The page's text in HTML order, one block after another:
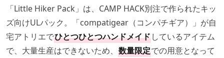
「Little Hiker Pack」は、CAMP HACK別注で作られたキッ
ズ向けULパック。「compatigear（コンパチギア）」が自
宅アトリエでひとつひとつハンドメイドしているアイテム
で、大量生産はできないため、 数量限定での用意となって